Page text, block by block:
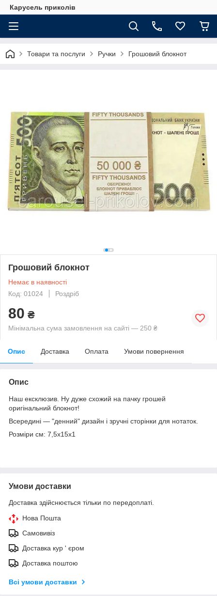
Карусель приколів
Товари та послуги Ручки Грошовий блокнот
Грошовий блокнот
Немає в наявності
Код: 01024
Роздріб
80 ₴
Мінімальна сума замовлення на сайті — 250 ₴
Опис Доставка Оплата Умови повернення
Опис
Наш ексклюзив. Ну дуже схожий на пачку грошей
оригінальний блокнот!
Всередині — "денний" дизайн і зручні сторінки для нотаток.
Розміри см: 7,5х15х1
Умови доставки
Доставка здійснюється тільки по передоплаті.
Нова Пошта
Самовивіз
Доставка кур ' єром
Доставка поштою
Всі умови доставки